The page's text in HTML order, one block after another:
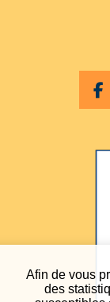
Afin de vous
des